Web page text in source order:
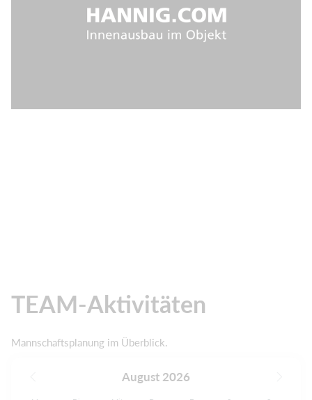
TEAM-Aktivitäten
Mannschaftsplanung im Überblick.
August 2026